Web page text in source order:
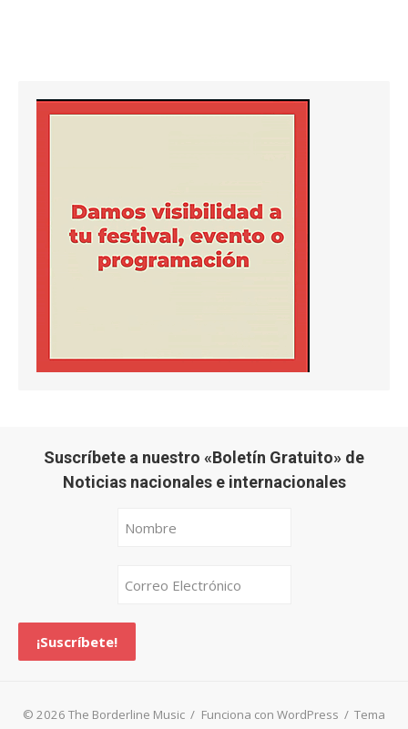
Suscríbete a nuestro «Boletín Gratuito» de
Noticias nacionales e internacionales
© 2026 The Borderline Music / Funciona con WordPress / Tema